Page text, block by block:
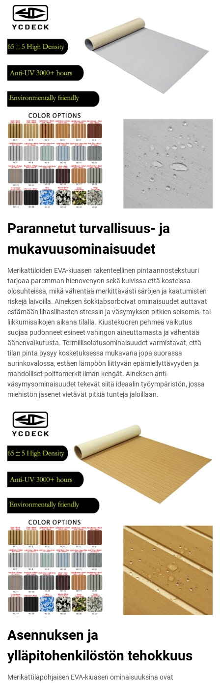
Parannetut turvallisuus- ja
mukavuusominaisuudet
Merikattiloiden EVA-kiuasen rakenteellinen pintaannostekstuuri
tarjoaa paremman hienovenyon sekä kuivissa että kosteissa
olosuhteissa, mikä vähentää merkittävästi säröjen ja kaatumisten
riskejä laivoilla. Aineksen šokkiabsorboivat ominaisuudet auttavat
estämään lihaslihasten stressin ja väsymyksen pitkien seisomis- tai
liikkumisaikojen aikana tilalla. Kiustekuoren pehmeä vaikutus
suojaa pudonneet esineet vahingon aiheuttamasta ja vähentää
äänenvaikutusta. Termillisolatusominaisuudet varmistavat, että
tilan pinta pysyy kosketuksessa mukavana jopa suorassa
aurinkovalossa, estäen lämpöön liittyvän epämiellyttävyyden ja
mahdolliset polttomerkit ilman kengät. Aineksen anti-
väsymysominaisuudet tekevät siitä ideaalin työympäristön, jossa
miehistön jäsenet vietävät pitkiä tunteja jaloillaan.
Asennuksen ja
ylläpitohenkilöstön tehokkuus
Merikattilapohjaisen EVA-kiuasen ominaisuuksina ovat